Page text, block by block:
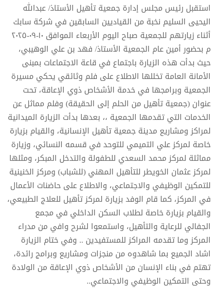
استقبل رئيس مجلس إدارة جمعية تأهيل الأستاذ/ عبدالله
اليحيى السليم نخبة من القياديين السابقين في شركة سابك
أثناء زيارتهم للجمعية صباح اليوم الأربعاء الموافق ١٠-٠٩-٢٠٢٥
م بحضور أمين عام الجمعية الأستاذ/ فهد بن علي الوهيبي،
حيث بدأت هذه الزيارة باجتماع في قاعة الاجتماعات بمبنى
الأمانة العامة تخللها الاطلاع على فلم وثائقي يحكي مسيرة
الجمعية وبرامجها في خدمة الأشخاص ذوي الإعاقة، تحت
عنوان (جمعية تأهيل من الحلم إلى الحقيقة) وفلم مماثل عن
الخدمات التي تقدمها الجمعية ،، بعدها بدأت الزيارة الميدانية
لمراكز ومشاريع مدينة جمعية تأهيل الإنسانية، والقيام بزيارة
خاصة لمركز علي التميمي للتوحد في قسمه النسائي، وزيارة
مماثلة لمركز محمد السعدي للطفولة والتدخل المبكر، ومثلها
لمركز عثمان الخويطر للتأهيل المهني (للشباب) ومركز الخنينية
للتمكين الوظيفي والاجتماعي، والاطلاع على حاضنات الأعمال
في المركز، كما قام الوفد بزيارة لمركز تأهيل للعلاج الطبيعي،
والقيام بزيارة خاصة لطلاب السكن الداخلي في مجمع
الجفالي للرعاية والتأهيل، واستمعوا لشرح وافي من مدراء
المركز وما تقدمه المراكز للمستفيدين .. وفي ختام الزيارة
اشاد الجميع بما شاهدوه من منجزات ومشاريع وبرامج رائدة،
تهتم في بناء الإنسان من الأشخاص ذوي الإعاقة من الولادة
وحتى التمكين الوظيفي والاجتماعي..